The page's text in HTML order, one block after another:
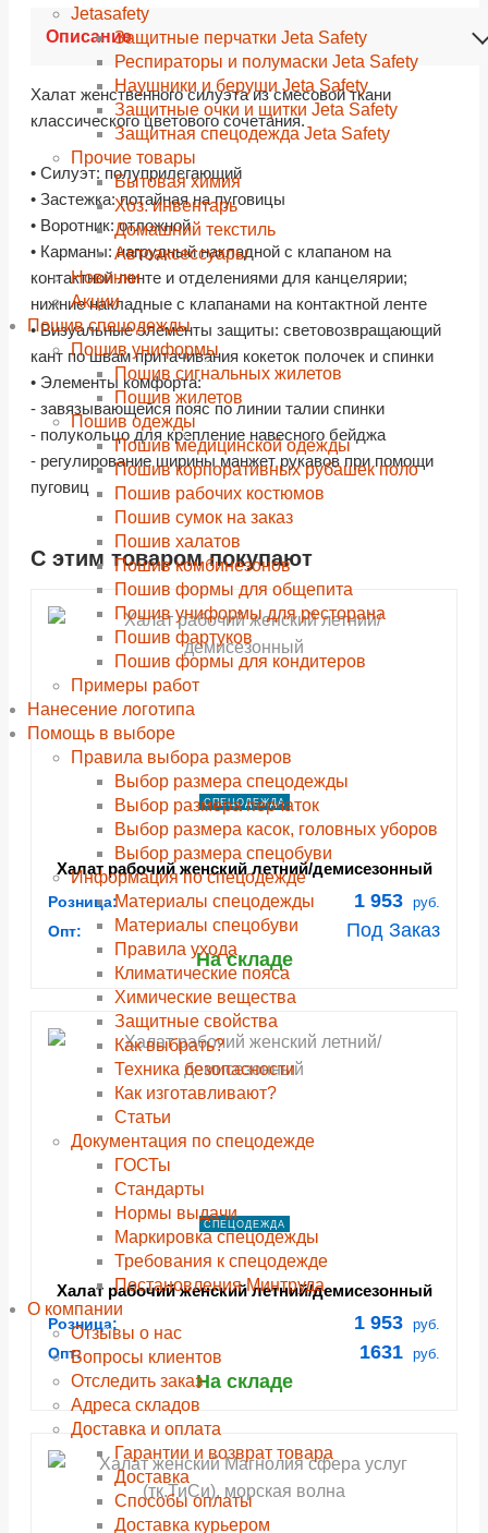
Jetasafety
Защитные перчатки Jeta Safety
Респираторы и полумаски Jeta Safety
Наушники и беруши Jeta Safety
Защитные очки и щитки Jeta Safety
Защитная спецодежда Jeta Safety
Прочие товары
Бытовая химия
Хоз. инвентарь
Домашний текстиль
Автоаксессуары
Новинки
Акции
Пошив спецодежды
Пошив униформы
Пошив сигнальных жилетов
Пошив жилетов
Пошив одежды
Пошив медицинской одежды
Пошив корпоративных рубашек поло
Пошив рабочих костюмов
Пошив сумок на заказ
Пошив халатов
Пошив комбинезонов
Пошив формы для общепита
Пошив униформы для ресторана
Пошив фартуков
Пошив формы для кондитеров
Примеры работ
Нанесение логотипа
Помощь в выборе
Правила выбора размеров
Выбор размера спецодежды
Выбор размера перчаток
Выбор размера касок, головных уборов
Выбор размера спецобуви
Информация по спецодежде
Материалы спецодежды
Материалы спецобуви
Правила ухода
Климатические пояса
Химические вещества
Защитные свойства
Как выбрать?
Техника безопасности
Как изготавливают?
Статьи
Документация по спецодежде
ГОСТы
Cтандарты
Нормы выдачи
Маркировка спецодежды
Требования к спецодежде
Постановления Минтруда
О компании
Отзывы о нас
Вопросы клиентов
Отследить заказ
Адреса складов
Доставка и оплата
Гарантии и возврат товара
Доставка
Способы оплаты
Доставка курьером
Описание
Халат женственного силуэта из смесовой ткани
классического цветового сочетания.
• Силуэт: полуприлегающий
• Застежка: потайная на пуговицы
• Воротник: отложной
• Карманы: нагрудный накладной с клапаном на
контактной ленте и отделениями для канцелярии;
нижние накладные с клапанами на контактной ленте
• Визуальные элементы защиты: световозвращающий
кант по швам притачивания кокеток полочек и спинки
• Элементы комфорта:
- завязывающейся пояс по линии талии спинки
- полукольцо для крепление навесного бейджа
- регулирование ширины манжет рукавов при помощи
пуговиц
С этим товаром покупают
shopping_cart В КОРЗИНУ
ПОДРОБНЕЕ
СПЕЦОДЕЖДА
Халат рабочий женский летний/демисезонный
"Страйк" цвет темно-серый/красный
Розница: 1 953 руб.
Опт:
Под Заказ
На складе
shopping_cart В КОРЗИНУ
ПОДРОБНЕЕ
СПЕЦОДЕЖДА
Халат рабочий женский летний/демисезонный
Розница: 1 953 руб.
Опт: 1631 руб.
На складе
shopping_cart В КОРЗИНУ
ПОДРОБНЕЕ
shopping_cart В КОРЗИНУ
ПОДРОБНЕЕ
shopping_cart В КОРЗИНУ
ПОДРОБНЕЕ
shopping_cart В КОРЗИНУ
ПОДРОБНЕЕ
shopping_cart В КОРЗИНУ
ПОДРОБНЕЕ
shopping_cart В КОРЗИНУ
ПОДРОБНЕЕ